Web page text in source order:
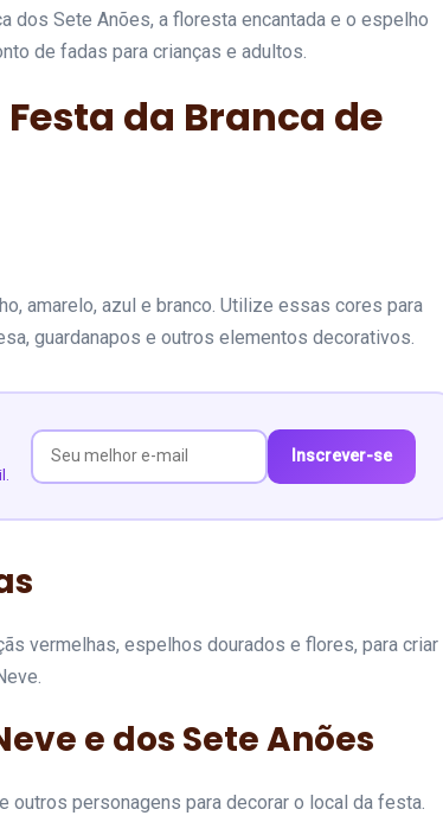
dos Sete Anões, a floresta encantada e o espelho
de fadas para crianças e adultos.
da Branca de
amarelo, azul e branco. Utilize essas cores para
guardanapos e outros elementos decorativos.
Inscrever-se
vermelhas, espelhos dourados e flores, para criar
e dos Sete Anões
outros personagens para decorar o local da festa.